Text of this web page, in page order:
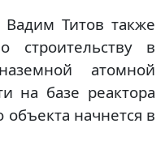
Вадим Титов также
в
атомной
на базе реактора
начнется в